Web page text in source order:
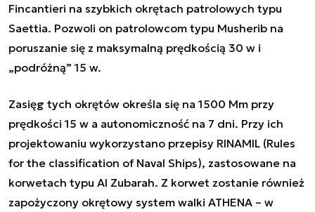
Fincantieri na szybkich okrętach patrolowych typu
Saettia. Pozwoli on patrolowcom typu Musherib na
poruszanie się z maksymalną prędkością 30 w i
„podróżną” 15 w.
Zasięg tych okrętów określa się na 1500 Mm przy
prędkości 15 w a autonomiczność na 7 dni. Przy ich
projektowaniu wykorzystano przepisy RINAMIL (Rules
for the classification of Naval Ships), zastosowane na
korwetach typu Al Zubarah. Z korwet zostanie również
zapożyczony okrętowy system walki ATHENA – w